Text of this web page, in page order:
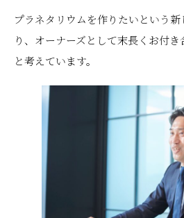
プラネタリウムを作りたいという
り、オーナーズとして末長くお付
と考えています。